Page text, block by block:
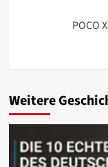
POCO
Weitere